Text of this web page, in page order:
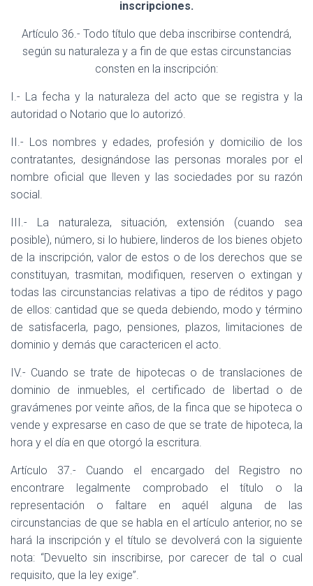
inscripciones.
Artículo 36.- Todo título que deba inscribirse contendrá,
según su naturaleza y a fin de que estas circunstancias
consten en la inscripción:
I.- La fecha y la naturaleza del acto que se registra y la
autoridad o Notario que lo autorizó.
II.- Los nombres y edades, profesión y domicilio de los
contratantes, designándose las personas morales por el
nombre oficial que lleven y las sociedades por su razón
social.
III.- La naturaleza, situación, extensión (cuando sea
posible), número, si lo hubiere, linderos de los bienes objeto
de la inscripción, valor de estos o de los derechos que se
constituyan, trasmitan, modifiquen, reserven o extingan y
todas las circunstancias relativas a tipo de réditos y pago
de ellos: cantidad que se queda debiendo, modo y término
de satisfacerla, pago, pensiones, plazos, limitaciones de
dominio y demás que caractericen el acto.
IV.- Cuando se trate de hipotecas o de translaciones de
dominio de inmuebles, el certificado de libertad o de
gravámenes por veinte años, de la finca que se hipoteca o
vende y expresarse en caso de que se trate de hipoteca, la
hora y el día en que otorgó la escritura.
Artículo 37.- Cuando el encargado del Registro no
encontrare legalmente comprobado el título o la
representación o faltare en aquél alguna de las
circunstancias de que se habla en el artículo anterior, no se
hará la inscripción y el título se devolverá con la siguiente
nota: “Devuelto sin inscribirse, por carecer de tal o cual
requisito, que la ley exige”.